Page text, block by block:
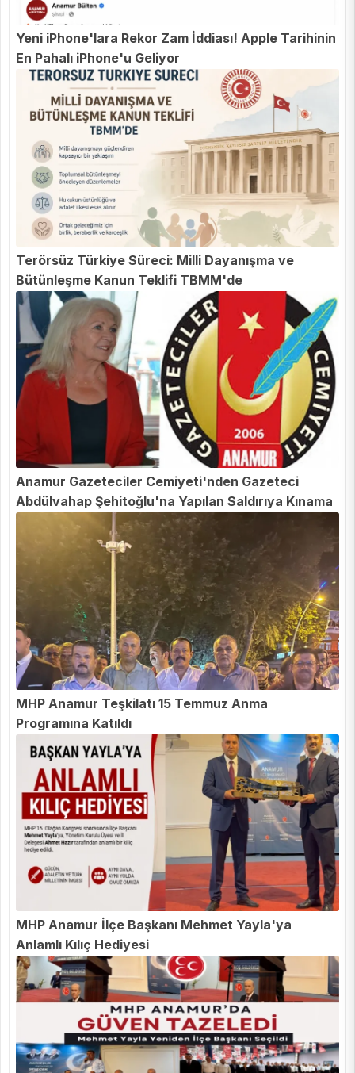
Yeni iPhone'lara Rekor Zam İddiası! Apple Tarihinin
En Pahalı iPhone'u Geliyor
Terörsüz Türkiye Süreci: Milli Dayanışma ve
Bütünleşme Kanun Teklifi TBMM'de
Anamur Gazeteciler Cemiyeti'nden Gazeteci
Abdülvahap Şehitoğlu'na Yapılan Saldırıya Kınama
MHP Anamur Teşkilatı 15 Temmuz Anma
Programına Katıldı
MHP Anamur İlçe Başkanı Mehmet Yayla'ya
Anlamlı Kılıç Hediyesi